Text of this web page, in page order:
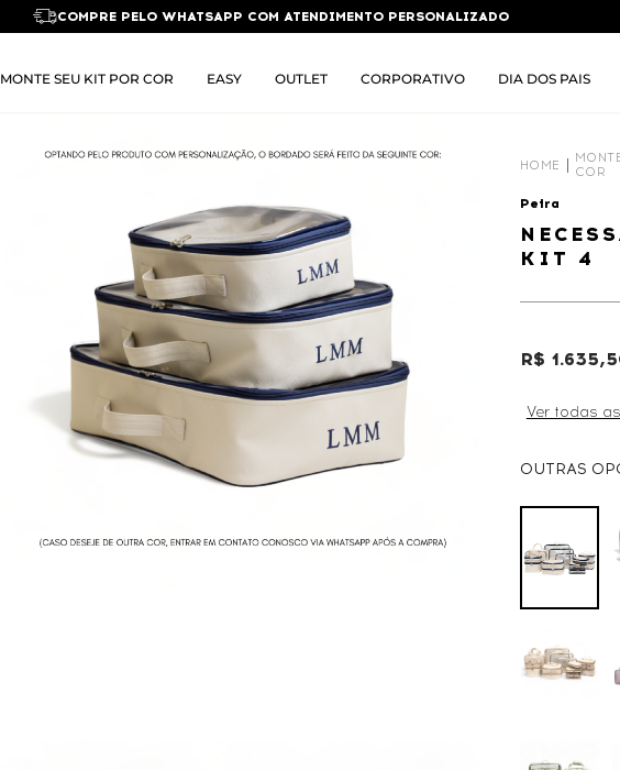
COMPRE PELO WHATSAPP COM ATENDIMENTO PERSONALIZADO
MONTE SEU KIT POR COR EASY OUTLET CORPORATIVO DIA DOS PAIS
HOME
COR
Petra
KIT 4
R$
Ver todas
OUTRAS